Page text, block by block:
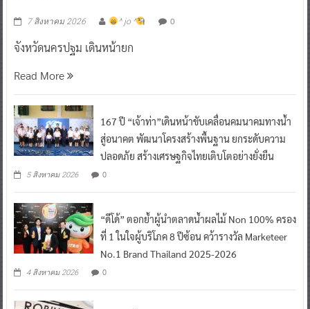
7 สิงหาคม 2026 ^ jo ^ 0
จังหวัดนครปฐม เดินหน้ายก
Read More
167 ปี “เจ้าท่า”เดินหน้าขับเคลื่อนคมนาคมทางน้ำ
สู่อนาคต พัฒนาโครงสร้างพื้นฐาน ยกระดับความ
ปลอดภัย สร้างเศรษฐกิจไทยเติบโตอย่างยั่งยืน
5 สิงหาคม 2026 0
“ดีโด้” ตอกย้ำผู้นำตลาดน้ำผลไม้ Non 100% ครอง
ที่ 1 ในใจผู้บริโภค 8 ปีซ้อน คว้ารางวัล Marketeer
No.1 Brand Thailand 2025-2026
4 สิงหาคม 2026 0